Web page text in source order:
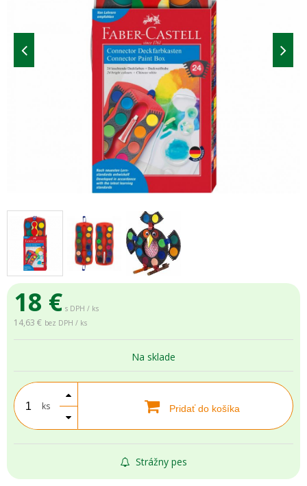
18 € s DPH / ks
14,63 € bez DPH / ks
Na sklade
ks Pridať do košíka
Strážny pes